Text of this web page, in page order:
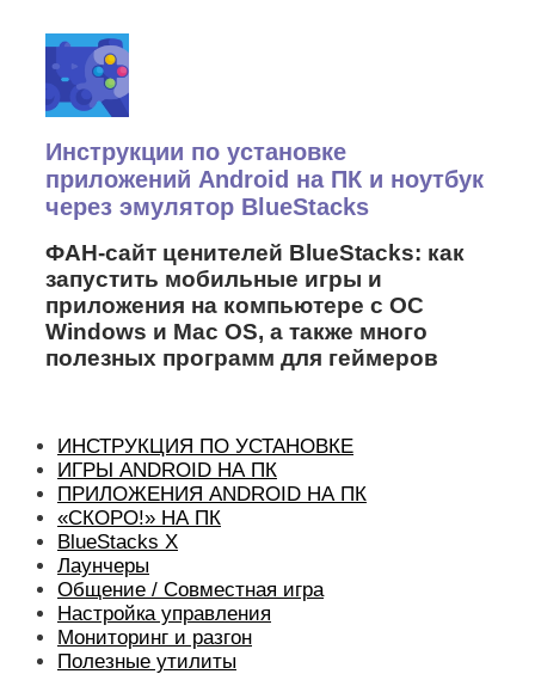
Инструкции по установке
приложений Android на ПК и ноутбук
через эмулятор BlueStacks
ФАН-сайт ценителей BlueStacks: как
запустить мобильные игры и
приложения на компьютере с ОС
Windows и Mac OS, а также много
полезных программ для геймеров
ИНСТРУКЦИЯ ПО УСТАНОВКЕ
ИГРЫ ANDROID НА ПК
ПРИЛОЖЕНИЯ ANDROID НА ПК
«СКОРО!» НА ПК
BlueStacks X
Лаунчеры
Общение / Совместная игра
Настройка управления
Мониторинг и разгон
Полезные утилиты